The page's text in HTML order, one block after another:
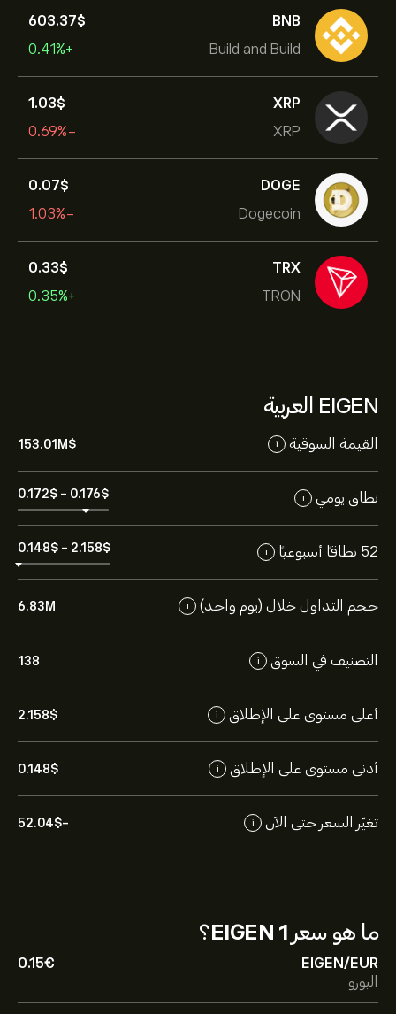
BNB
Build and Build
603.37‎$‎
+0.41%
XRP
XRP
1.03‎$‎
-0.69%
DOGE
Dogecoin
0.07‎$‎
-1.03%
TRX
TRON
0.33‎$‎
+0.35%
ما هو سعر 1 EIGEN ؟
EIGEN/EUR
0.15‎€‎
اليورو
EIGEN العربية
القيمة السوقية i
153.01M‎$‎
نطاق يومي i
0.172‎$‎ - 0.176‎$‎
52 نطاقاً أسبوعياً i
0.148‎$‎ - 2.158‎$‎
حجم التداول خلال (يوم واحد) i
6.83M
التصنيف في السوق i
138
أعلى مستوى على الإطلاق i
2.158‎$‎
أدنى مستوى على الإطلاق i
0.148‎$‎
تغيّر السعر حتى الآن i
-52.04‎$‎